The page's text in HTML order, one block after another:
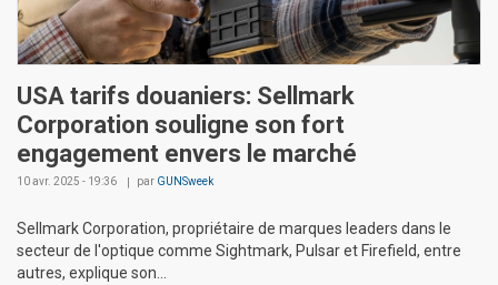
USA tarifs douaniers: Sellmark
Corporation souligne son fort
engagement envers le marché
10 avr. 2025 - 19:36 par GUNSweek
Sellmark Corporation, propriétaire de marques leaders dans le
secteur de l'optique comme Sightmark, Pulsar et Firefield, entre
autres, explique son...